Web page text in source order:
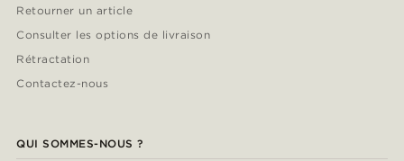
Retourner un article
Consulter les options de livraison
Rétractation
Contactez-nous
QUI SOMMES-NOUS ?